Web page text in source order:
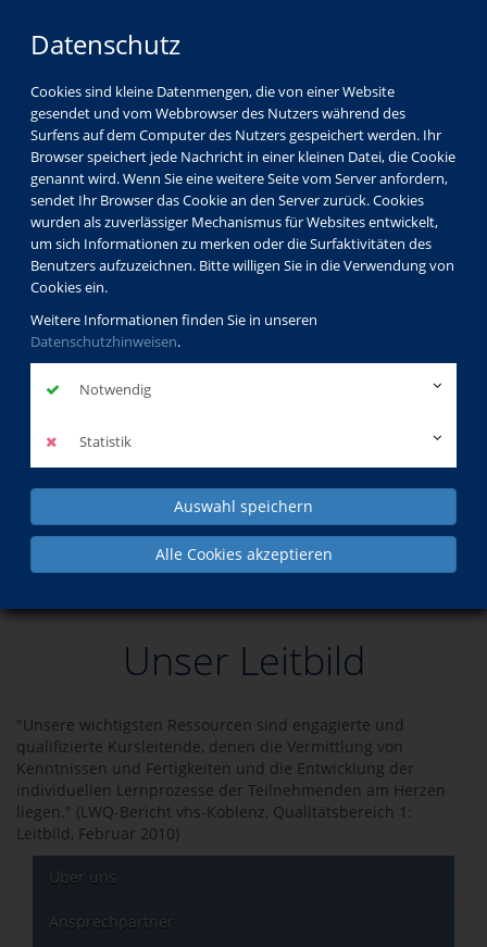
Datenschutz
Cookies sind kleine Datenmengen, die von einer Website
gesendet und vom Webbrowser des Nutzers während des
Surfens auf dem Computer des Nutzers gespeichert werden. Ihr
Browser speichert jede Nachricht in einer kleinen Datei, die Cookie
genannt wird. Wenn Sie eine weitere Seite vom Server anfordern,
sendet Ihr Browser das Cookie an den Server zurück. Cookies
wurden als zuverlässiger Mechanismus für Websites entwickelt,
um sich Informationen zu merken oder die Surfaktivitäten des
Benutzers aufzuzeichnen. Bitte willigen Sie in die Verwendung von
Cookies ein.
Weitere Informationen finden Sie in unseren
Datenschutzhinweisen.
Notwendig
Statistik
Auswahl speichern
Alle Cookies akzeptieren
Über uns Dozenten Peter Klubertz
Peter Klubertz
Dozentenprofil
Kurse des Dozenten
Vortrag zum Thema Blutdruck Fr., 28.08.2026
Unser Leitbild
"Unsere wichtigsten Ressourcen sind engagierte und
qualifizierte Kursleitende, denen die Vermittlung von
Kenntnissen und Fertigkeiten und die Entwicklung der
individuellen Lernprozesse der Teilnehmenden am Herzen
liegen." (LWQ-Bericht vhs-Koblenz, Qualitätsbereich 1:
Leitbild, Februar 2010)
Über uns
Ansprechpartner